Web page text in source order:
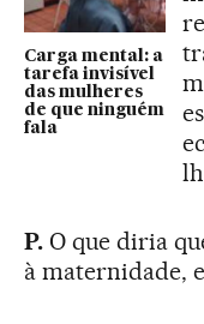
Carga mental: a
tarefa invisível
das mulheres
de que ninguém
fala
P.O que diria
à maternidade,